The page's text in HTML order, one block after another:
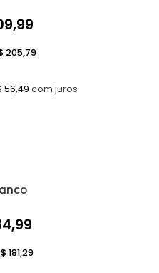
56,49 com juros
205,79
181,29